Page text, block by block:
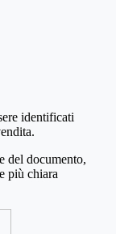
identificati
del documento,
più chiara